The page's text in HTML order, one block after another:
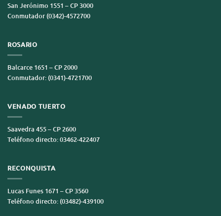
San Jerónimo 1551 – CP 3000
Conmutador (0342)-4572700
ROSARIO
Balcarce 1651 – CP 2000
Conmutador: (0341)-4721700
VENADO TUERTO
Saavedra 455 – CP 2600
Teléfono directo: 03462-422407
RECONQUISTA
Lucas Funes 1671 – CP 3560
Teléfono directo: (03482)-439100